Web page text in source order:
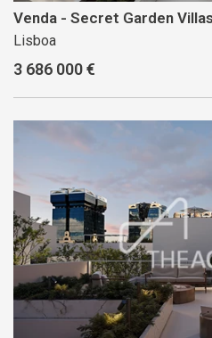
Venda - Secret Garden
Lisboa
3 686 000 €